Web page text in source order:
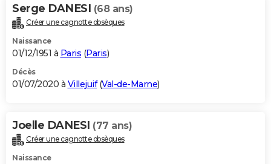
Serge DANESI (68 ans)
Créer une cagnotte obsèques
Naissance
01/12/1951 à Paris (Paris)
Décès
01/07/2020 à Villejuif(Val-de-Marne)
Joelle DANESI (77 ans)
Créer une cagnotte obsèques
Naissance